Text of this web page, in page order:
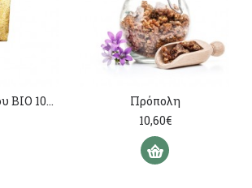
ΠΟΠ Αμαράνθου ΒΙΟ 100γρ
Πρόπολη
10,60€